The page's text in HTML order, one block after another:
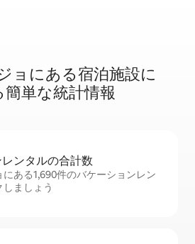
ョに⁠あ⁠る宿⁠泊⁠施⁠設⁠に
簡⁠単⁠な統⁠計⁠情⁠報
ン⁠タ⁠ル⁠の合⁠計⁠数
ある1,690件のバケーションレン
ましょう